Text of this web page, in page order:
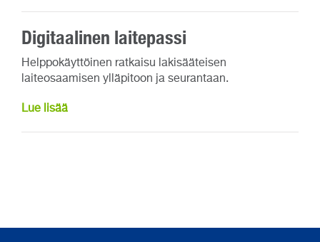
Digitaalinen laitepassi
Helppokäyttöinen ratkaisu lakisääteisen
laiteosaamisen ylläpitoon ja seurantaan.
Lue lisää